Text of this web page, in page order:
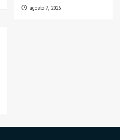
agosto 7, 2026